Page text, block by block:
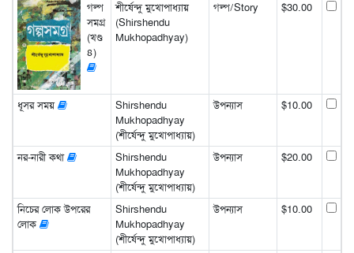
গল্প
সমগ্র
(খণ্ড
৪)
শীর্ষেন্দু মুখোপাধ্যায়
(Shirshendu
Mukhopadhyay)
গল্প/Story $30.00
ধূসর সময়
Shirshendu
Mukhopadhyay
(শীর্ষেন্দু মুখোপাধ্যায়)
উপন্যাস $10.00
নর-নারী কথা
Shirshendu
Mukhopadhyay
(শীর্ষেন্দু মুখোপাধ্যায়)
উপন্যাস $20.00
নিচের লোক উপরের
লোক
Shirshendu
Mukhopadhyay
(শীর্ষেন্দু মুখোপাধ্যায়)
উপন্যাস $10.00